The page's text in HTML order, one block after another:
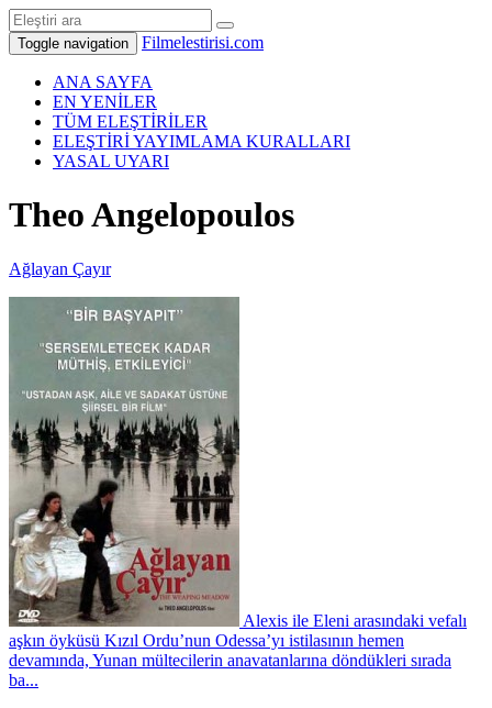
Toggle navigation Filmelestirisi.com
ANA SAYFA
EN YENİLER
TÜM ELEŞTİRİLER
ELEŞTİRİ YAYIMLAMA KURALLARI
YASAL UYARI
Theo Angelopoulos
Ağlayan Çayır
Alexis ile Eleni arasındaki vefalı
aşkın öyküsü Kızıl Ordu’nun Odessa’yı istilasının hemen
devamında, Yunan mültecilerin anavatanlarına döndükleri sırada
ba...